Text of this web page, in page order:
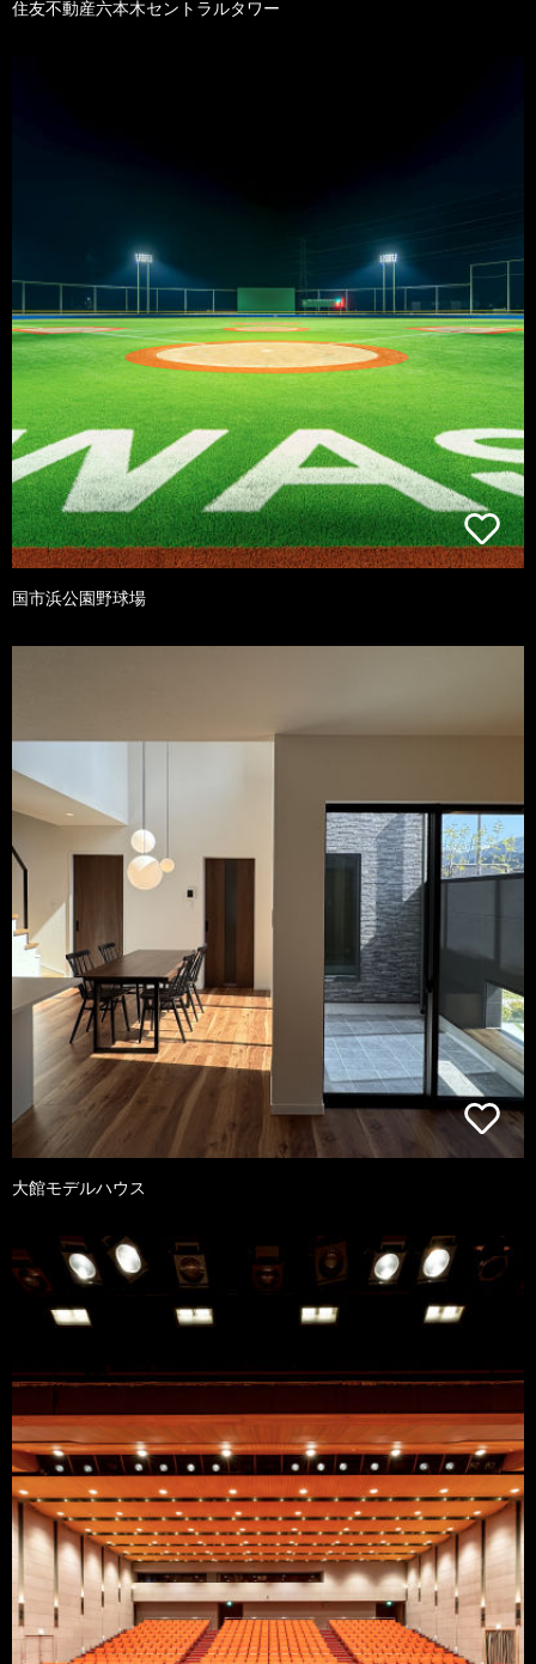
住友不動産六本木セントラルタワー
国市浜公園野球場
大館モデルハウス